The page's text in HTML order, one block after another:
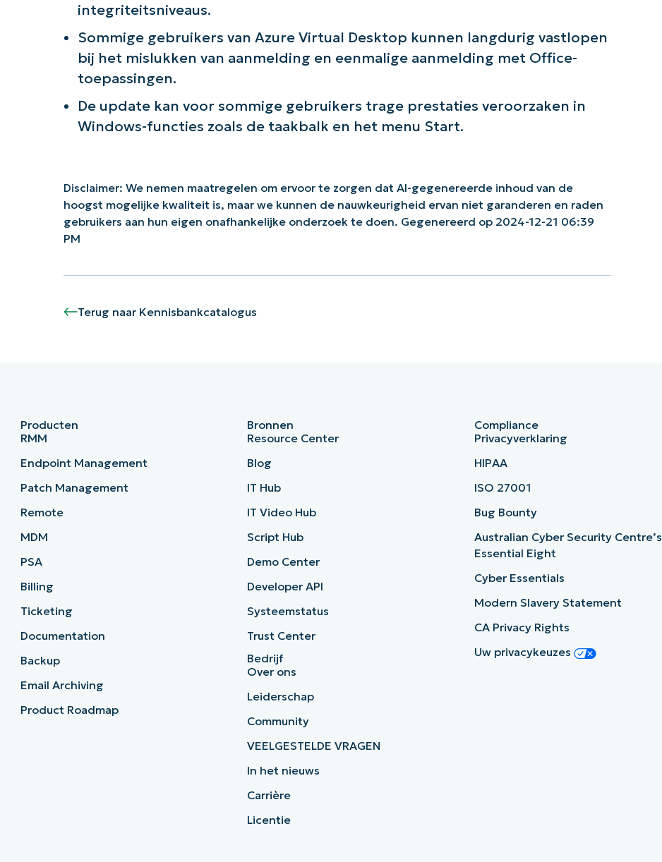
integriteitsniveaus.
Sommige gebruikers van Azure Virtual Desktop kunnen langdurig vastlopen
bij het mislukken van aanmelding en eenmalige aanmelding met Office-
toepassingen.
De update kan voor sommige gebruikers trage prestaties veroorzaken in
Windows-functies zoals de taakbalk en het menu Start.
Disclaimer: We nemen maatregelen om ervoor te zorgen dat AI-gegenereerde inhoud van de
hoogst mogelijke kwaliteit is, maar we kunnen de nauwkeurigheid ervan niet garanderen en raden
gebruikers aan hun eigen onafhankelijke onderzoek te doen. Gegenereerd op 2024-12-21 06:39
PM
Terug naar Kennisbankcatalogus
Producten
RMM
Endpoint Management
Patch Management
Remote
MDM
PSA
Billing
Ticketing
Documentation
Backup
Email Archiving
Product Roadmap
Bronnen
Resource Center
Blog
IT Hub
IT Video Hub
Script Hub
Demo Center
Developer API
Systeemstatus
Trust Center
Bedrijf
Over ons
Leiderschap
Community
VEELGESTELDE VRAGEN
In het nieuws
Carrière
Licentie
Compliance
Privacyverklaring
HIPAA
ISO 27001
Bug Bounty
Australian Cyber Security Centre’s
Essential Eight
Cyber Essentials
Modern Slavery Statement
CA Privacy Rights
Uw privacykeuzes